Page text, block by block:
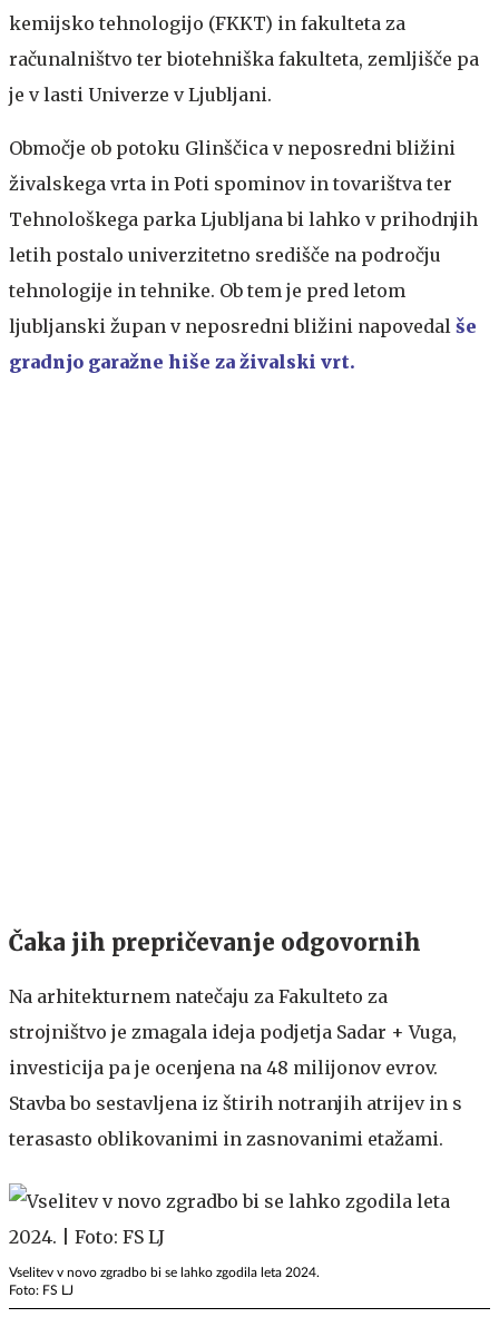
kemijsko tehnologijo (FKKT) in fakulteta za
računalništvo ter biotehniška fakulteta, zemljišče pa
je v lasti Univerze v Ljubljani.
Območje ob potoku Glinščica v neposredni bližini
živalskega vrta in Poti spominov in tovarištva ter
Tehnološkega parka Ljubljana bi lahko v prihodnjih
letih postalo univerzitetno središče na področju
tehnologije in tehnike. Ob tem je pred letom
ljubljanski župan v neposredni bližini napovedal še
gradnjo garažne hiše za živalski vrt.
Čaka jih prepričevanje odgovornih
Na arhitekturnem natečaju za Fakulteto za
strojništvo je zmagala ideja podjetja Sadar + Vuga,
investicija pa je ocenjena na 48 milijonov evrov.
Stavba bo sestavljena iz štirih notranjih atrijev in s
terasasto oblikovanimi in zasnovanimi etažami.
Vselitev v novo zgradbo bi se lahko zgodila leta 2024.
Foto: FS LJ